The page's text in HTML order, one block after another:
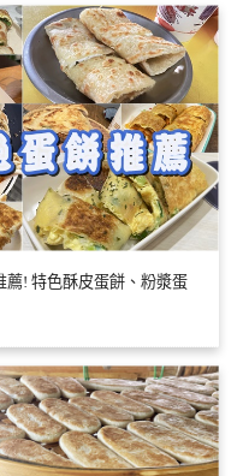
薦! 特色酥皮蛋餅、粉漿蛋